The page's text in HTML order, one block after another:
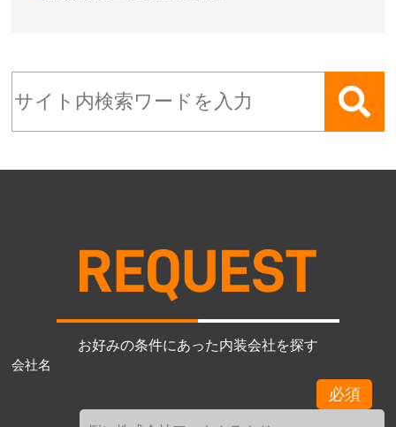
お好みの条件にあった内装会社を探す
会社名
必須